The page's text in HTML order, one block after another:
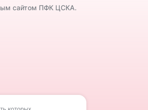
сайтом ПФК ЦСКА.